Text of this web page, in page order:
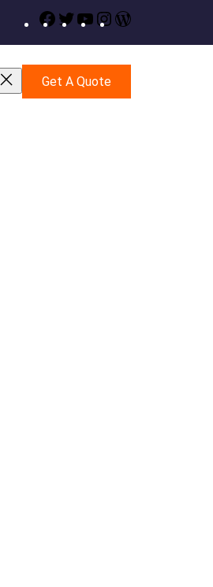
Facebook
Twitter
YouTube
Instagram
Get A Quote